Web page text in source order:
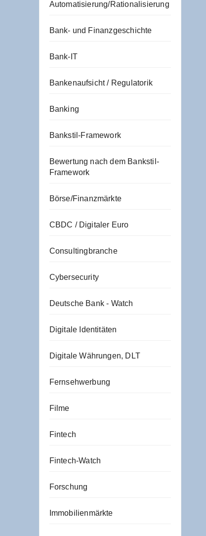
Automatisierung/Rationalisierung
Bank- und Finanzgeschichte
Bank-IT
Bankenaufsicht / Regulatorik
Banking
Bankstil-Framework
Bewertung nach dem Bankstil-
Framework
Börse/Finanzmärkte
CBDC / Digitaler Euro
Consultingbranche
Cybersecurity
Deutsche Bank - Watch
Digitale Identitäten
Digitale Währungen, DLT
Fernsehwerbung
Filme
Fintech
Fintech-Watch
Forschung
Immobilienmärkte